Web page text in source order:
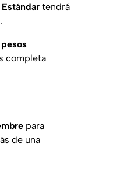
tendrá
.
completa
para
de una